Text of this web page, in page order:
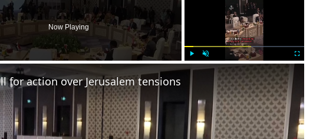
Now Playing
for action over Jerusalem tensions